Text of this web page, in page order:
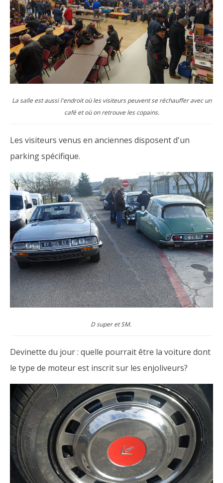
La salle est aussi l'endroit où les visiteurs peuvent se réchauffer avec un
café et où on retrouve les copains.
Les visiteurs venus en anciennes disposent d'un
parking spécifique.
D super et SM.
Devinette du jour : quelle pourrait être la voiture dont
le type de moteur est inscrit sur les enjoliveurs?